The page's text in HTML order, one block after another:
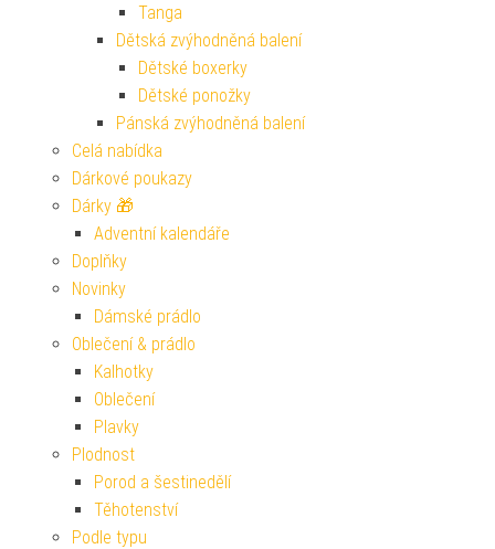
Tanga
Dětská zvýhodněná balení
Dětské boxerky
Dětské ponožky
Pánská zvýhodněná balení
Celá nabídka
Dárkové poukazy
Dárky 🎁
Adventní kalendáře
Doplňky
Novinky
Dámské prádlo
Oblečení & prádlo
Kalhotky
Oblečení
Plavky
Plodnost
Porod a šestinedělí
Těhotenství
Podle typu